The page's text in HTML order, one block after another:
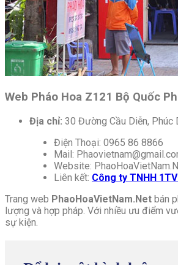
Web Pháo Hoa Z121 Bộ Quốc
Địa chỉ: 30 Đường Cầu Diễn, Phúc
Điện Thoại: 0965 86 8866
Mail:
Website:
Liên kết: Công ty TNHH
Trang web PhaoHoaVietNam.Net bán
lượng và hợp pháp. Với nhiều ưu điểm
sự kiện.